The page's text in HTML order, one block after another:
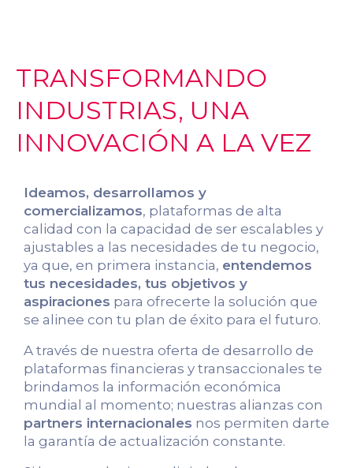
TRANSFORMANDO
INDUSTRIAS, UNA
INNOVACIÓN A LA VEZ
Ideamos, desarrollamos y
comercializamos, plataformas de alta
calidad con la capacidad de ser escalables y
ajustables a las necesidades de tu negocio,
ya que, en primera instancia, entendemos
tus necesidades, tus objetivos y
aspiraciones para ofrecerte la solución que
se alinee con tu plan de éxito para el futuro.
A través de nuestra oferta de desarrollo de
plataformas financieras y transaccionales te
brindamos la información económica
mundial al momento; nuestras alianzas con
partners internacionales nos permiten darte
la garantía de actualización constante.